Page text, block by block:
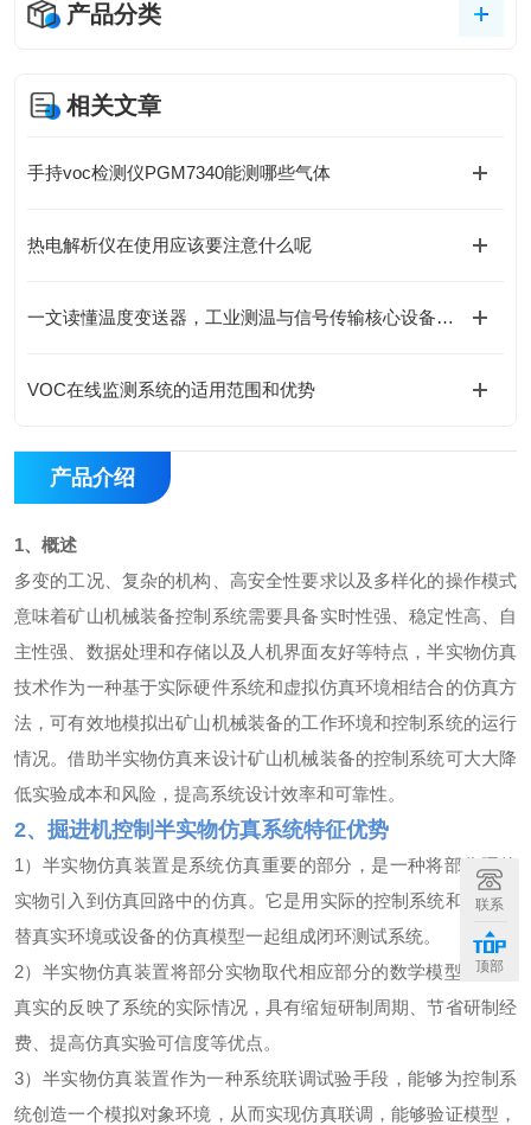
产品分类
相关文章
手持voc检测仪PGM7340能测哪些气体
热电解析仪在使用应该要注意什么呢
一文读懂温度变送器，工业测温与信号传输核心设备指南
VOC在线监测系统的适用范围和优势
产品介绍
1、概述
多变的工况、复杂的机构、高安全性要求以及多样化的操作模式
意味着矿山机械装备控制系统需要具备实时性强、稳定性高、自
主性强、数据处理和存储以及人机界面友好等特点，半实物仿真
技术作为一种基于实际硬件系统和虚拟仿真环境相结合的仿真方
法，可有效地模拟出矿山机械装备的工作环境和控制系统的运行
情况。借助半实物仿真来设计矿山机械装备的控制系统可大大降
低实验成本和风险，提高系统设计效率和可靠性。
2、 掘进机控制半实物仿真系统特征优势
1）半实物仿真装置是系统仿真重要的部分，是一种将部分硬件
实物引入到仿真回路中的仿真。它是用实际的控制系统和用来代
替真实环境或设备的仿真模型一起组成闭环测试系统。
2）半实物仿真装置将部分实物取代相应部分的数学模型，更加
真实的反映了系统的实际情况，具有缩短研制周期、节省研制经
费、提高仿真实验可信度等优点。
3）半实物仿真装置作为一种系统联调试验手段，能够为控制系
统创造一个模拟对象环境，从而实现仿真联调，能够验证模型，
联系
顶部